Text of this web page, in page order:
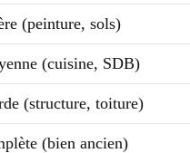
(peinture, sols)
(cuisine, SDB)
(structure, toiture)
(bien ancien)